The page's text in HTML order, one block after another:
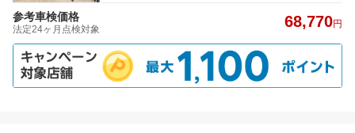
参考車検価格
法定24ヶ月点検対象 68,770円